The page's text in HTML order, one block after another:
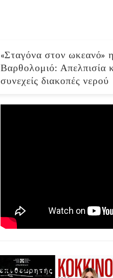
«Σταγόνα στον ωκεανό»
Βαρθολομιό: Απελπισία
συνεχείς διακοπές νερού